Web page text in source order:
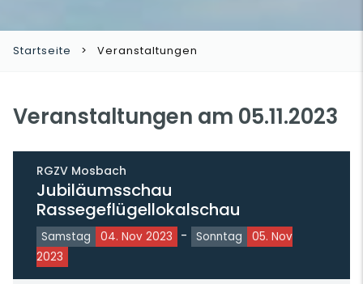
Startseite Veranstaltungen
Veranstaltungen am 05.11.2023
RGZV Mosbach
Jubiläumsschau
Rassegeflügellokalschau
Samstag 04. Nov 2023 - Sonntag
05. Nov
2023